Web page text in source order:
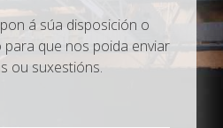
á súa disposición o
que nos poida enviar
ou suxestións.